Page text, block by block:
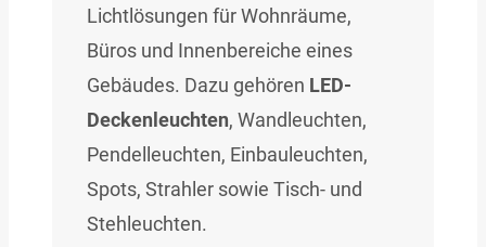
Lichtlösungen für Wohnräume,
Büros und Innenbereiche eines
Gebäudes. Dazu gehören LED-
Deckenleuchten, Wandleuchten,
Pendelleuchten, Einbauleuchten,
Spots, Strahler sowie Tisch- und
Stehleuchten.